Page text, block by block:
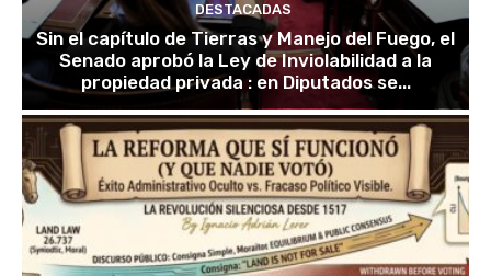
DESTACADAS
Sin el capítulo de Tierras y Manejo del Fuego, el
Senado aprobó la Ley de Inviolabilidad a la
propiedad privada : en Diputados se...